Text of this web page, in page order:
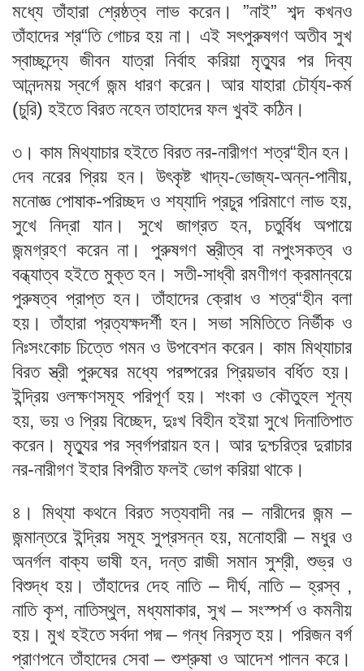
মধ্যে তাঁহারা শ্রেষ্ঠত্ব লাভ করেন। ”নাই” শব্দ কখনও
তাঁহাদের শ্র“তি গোচর হয় না। এই সৎপুরুষগণ অতীব সুখ
স্বাচ্ছন্দ্যে জীবন যাত্রা নির্বাহ করিয়া মৃত্যুর পর দিব্য
আনন্দময় স্বর্গে জন্ম ধারণ করেন। আর যাহারা চৌর্য্য-কর্ম
(চুরি) হইতে বিরত নহেন তাহাদের ফল খুবই কঠিন।
৩। কাম মিথ্যাচার হইতে বিরত নর-নারীগণ শত্র“হীন হন।
দেব নরের প্রিয় হন। উৎকৃষ্ট খাদ্য-ভোজ্য-অন্ন-পানীয়,
মনোজ্ঞ পোষাক-পরিচ্ছদ ও শয্যাদি প্রচুর পরিমাণে লাভ হয়,
সুখে নিদ্রা যান। সুখে জাগ্রত হন, চতুর্বিধ অপায়ে
জন্মগ্রহণ করেন না। পুরুষগণ স্ত্রীত্ব বা নপুংসকত্ব ও
বন্ধ্যাত্ব হইতে মুক্ত হন। সতী-সাধ্বী রমণীগণ ক্রমান্বয়ে
পুরুষত্ব প্রাপ্ত হন। তাঁহাদের ক্রোধ ও শত্র“হীন বলা
হয়। তাঁহারা প্রত্যক্ষদর্শী হন। সভা সমিতিতে নির্ভীক ও
নিঃসংকোচ চিত্তে গমন ও উপবেশন করেন। কাম মিথ্যাচার
বিরত স্ত্রী পুরুষের মধ্যে পরষ্পরের প্রিয়ভাব বর্ধিত হয়।
ইন্দ্রিয় ওলক্ষণসমূহ পরিপূর্ণ হয়। শংকা ও কৌতুহল শূন্য
হয়, ভয় ও প্রিয় বিচ্ছেদ, দুঃখ বিহীন হইয়া সুখে দিনাতিপাত
করেন। মৃত্যুর পর স্বর্গপরায়ন হন। আর দুশ্চরিত্র দুরাচার
নর-নারীগণ ইহার বিপরীত ফলই ভোগ করিয়া থাকে।
৪। মিথ্যা কথনে বিরত সত্যবাদী নর – নারীদের জন্ম –
জন্মান্তরে ইন্দ্রিয় সমূহ সুপ্রসন্ন হয়, মনোহারী – মধুর ও
অনর্গল বাক্য ভাষী হন, দন্ত রাজী সমান সুশ্রী, শুভ্র ও
বিশুদ্ধ হয়। তাঁহাদের দেহ নাতি – দীর্ঘ, নাতি – হ্রস্ব ,
নাতি কৃশ, নাতিস্থুল, মধ্যমাকার, সুখ – সংস্পর্শ ও কমনীয়
হয়। মুখ হইতে সর্বদা পদ্ম – গন্ধ নিরসৃত হয়। পরিজন বর্গ
প্রাণপনে তাঁহাদের সেবা – শুশ্রুষা ও আদেশ পালন করে।